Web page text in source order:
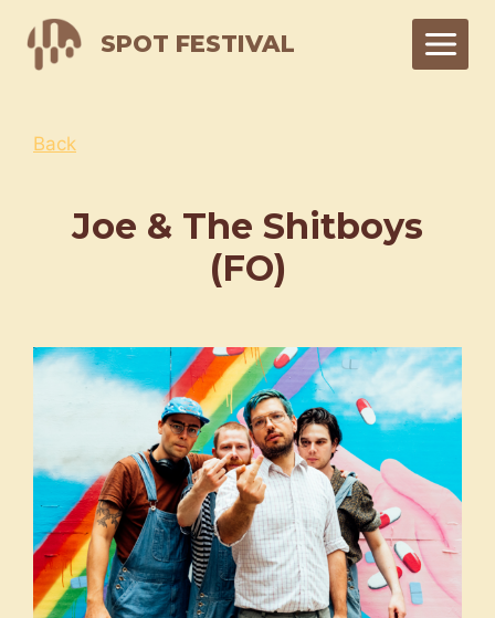
content
SPOT FESTIVAL
Back
Joe & The Shitboys
(FO)